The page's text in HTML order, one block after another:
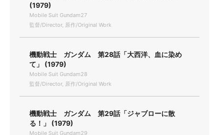
(1979)
Mobile Suit Gundam27
監督/Director, 原作/Original Work
機動戦士 ガンダム 第28話「大西洋、血に染め
て」 (1979)
Mobile Suit Gundam28
監督/Director, 原作/Original Work
機動戦士 ガンダム 第29話「ジャブローに散
る！」 (1979)
Mobile Suit Gundam29